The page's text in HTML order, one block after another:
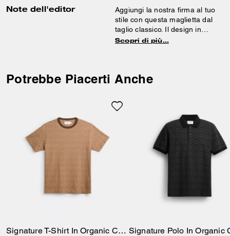
Note dell'editor
Aggiungi la nostra firma al tuo
stile con questa maglietta dal
taglio classico. Il design in
cotone è rifinito con un girocollo
Scopri di più…
Potrebbe Piacerti Anche
Signature T-Shirt In Organic Cotton